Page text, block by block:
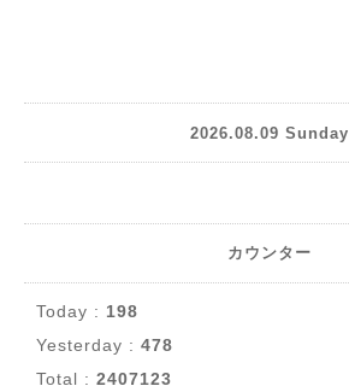
2026.08.09 Sunday
カウンター
Today : 198
Yesterday : 478
Total : 2407123